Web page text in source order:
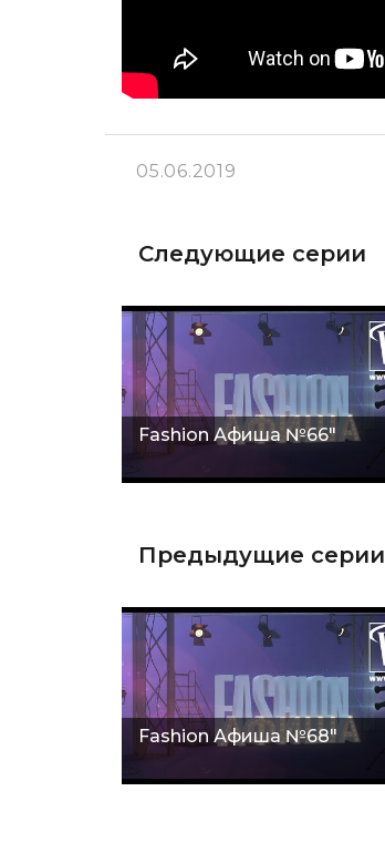
05.06.2019
Следующие серии
Fashion Афиша №66"
Предыдущие серии
Fashion Афиша №68"